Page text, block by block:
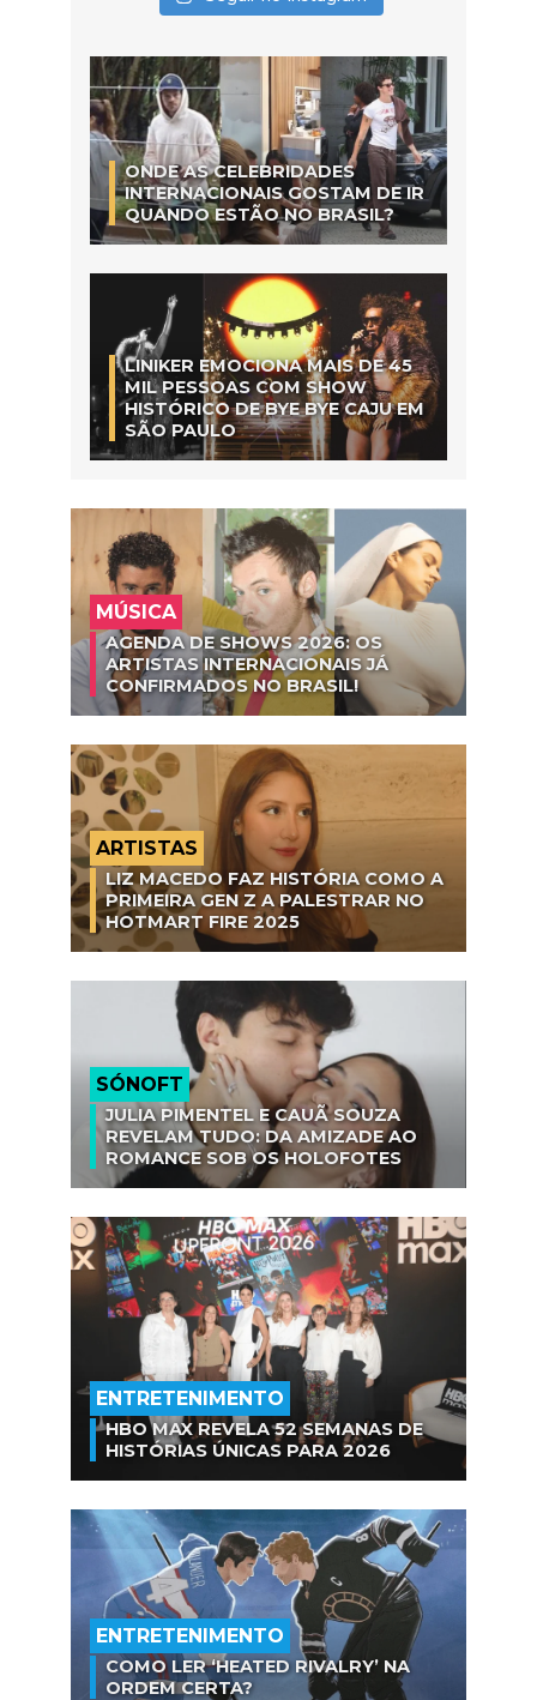
ONDE AS CELEBRIDADES
INTERNACIONAIS GOSTAM DE IR
QUANDO ESTÃO NO BRASIL?
LINIKER EMOCIONA MAIS DE 45
MIL PESSOAS COM SHOW
HISTÓRICO DE BYE BYE CAJU EM
SÃO PAULO
MÚSICA
AGENDA DE SHOWS 2026: OS
ARTISTAS INTERNACIONAIS JÁ
CONFIRMADOS NO BRASIL!
ARTISTAS
LIZ MACEDO FAZ HISTÓRIA COMO A
PRIMEIRA GEN Z A PALESTRAR NO
HOTMART FIRE 2025
SÓNOFT
JULIA PIMENTEL E CAUÃ SOUZA
REVELAM TUDO: DA AMIZADE AO
ROMANCE SOB OS HOLOFOTES
ENTRETENIMENTO
HBO MAX REVELA 52 SEMANAS DE
HISTÓRIAS ÚNICAS PARA 2026
ENTRETENIMENTO
COMO LER ‘HEATED RIVALRY’ NA
ORDEM CERTA?